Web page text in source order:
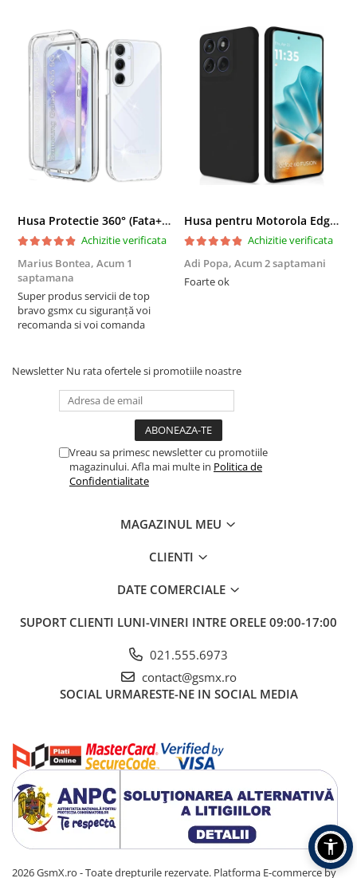
Husa Protectie 360° (Fata+Spate) compatibila Samsung Galaxy A55 5G, Transparanta, Protectie Completa
Achizitie verificata
Marius Bontea, Acum 1
saptamana
Super produs servicii de top
bravo gsmx cu siguranță voi
recomanda si voi comanda
Husa pentru Motorola Edge 60 Fusion din sIlicon catifelat cu interior din microfibra si protectie la camere - Negru
Achizitie verificata
Adi Popa, Acum 2 saptamani
Foarte ok
Newsletter Nu rata ofertele si promotiile noastre
Vreau sa primesc newsletter cu promotiile
magazinului. Afla mai multe in Politica de
Confidentialitate
MAGAZINUL MEU
CLIENTI
DATE COMERCIALE
SUPORT CLIENTI LUNI-VINERI INTRE ORELE 09:00-17:00
021.555.6973
contact@gsmx.ro
SOCIAL URMARESTE-NE IN SOCIAL MEDIA
2026 GsmX.ro - Toate drepturile rezervate. Platforma E-commerce by